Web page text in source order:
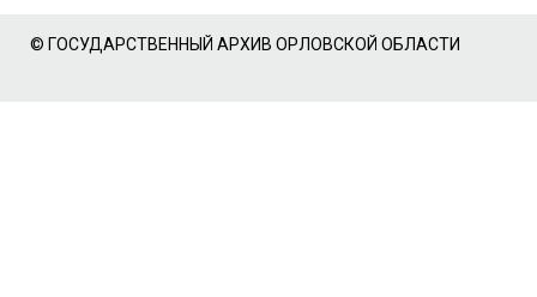
© ГОСУДАРСТВЕННЫЙ АРХИВ ОРЛОВСКОЙ ОБЛАСТИ